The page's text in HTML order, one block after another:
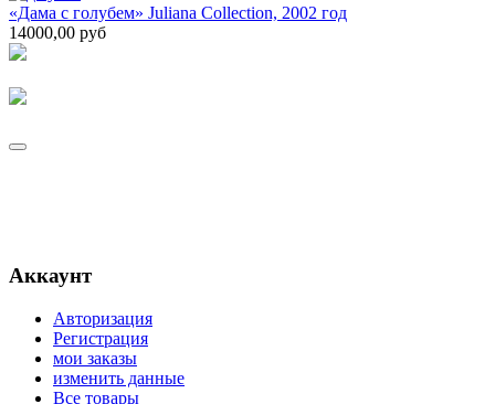
«Дама с голубем» Juliana Collection, 2002 год
14000,00 руб
Аккаунт
Авторизация
Регистрация
мои заказы
изменить данные
Все товары